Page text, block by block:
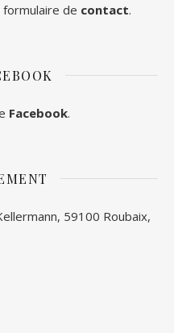
de contact.
Facebook.
59100 Roubaix,